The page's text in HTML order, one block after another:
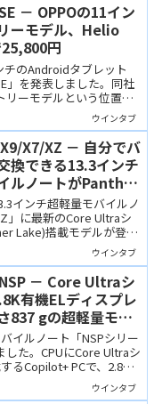
－ OPPOの11イン
ーモデル、Helio
円
チのAndroidタブレット
」を発表しました。同社
リーモデルという位置づ
G100、90Hzディスプレ
バッテリーとスペックは悪
価格も25,800円と手頃で
ウインタブ
X7/XZ － 自分でバ
換できる13.3インチ
ルノートがPanther
インチ超軽量モバイルノ
」に最新のCore Ultraシ
Lake)搭載モデルが登
テリー交換が可能な長寿
す。ウインタブ読者向け
ト情報も！
ウインタブ
－ Core Ultraシ
有機ELディスプレ
837 gの超軽量モバ
イルノート「NSPシリー
した。CPUにCore Ultraシ
るCopilot+ PCで、2.8K
ディスプレイも搭載し、
ウインタブ